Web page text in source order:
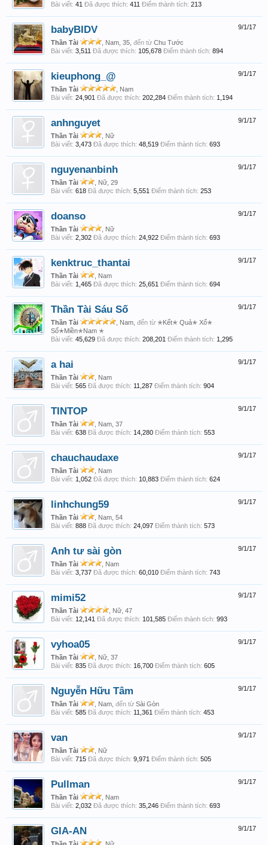
Bài viết: 41 Đã được thích: 411 Điểm thành tích: 213
9/1/17
babyBIDV
Thần Tài , Nam, 35, đến từ Chu Tước
Bài viết: 3,511 Đã được thích: 105,678 Điểm thành tích: 894
9/1/17
kieuphong_@
Thần Tài
, Nam
Bài viết: 24,901 Đã được thích: 202,284 Điểm thành tích: 1,194
9/1/17
anhnguyet
Thần Tài
, Nữ
Bài viết: 3,473 Đã được thích: 48,519 Điểm thành tích: 693
9/1/17
nguyenanbinh
Thần Tài
, Nữ, 29
Bài viết: 618 Đã được thích: 5,551 Điểm thành tích: 253
9/1/17
doanso
Thần Tài
, Nữ
Bài viết: 2,302 Đã được thích: 24,922 Điểm thành tích: 693
9/1/17
kenktruc_thantai
Thần Tài
, Nam
Bài viết: 1,465 Đã được thích: 25,651 Điểm thành tích: 694
9/1/17
Thần Tài Sáu Số
Thần Tài , Nam, đến từ ✭Kết✭ Quả✭ Xổ✭
Số✭Miền✭Nam ✭
Bài viết: 45,629 Đã được thích: 208,201 Điểm thành tích: 1,295
9/1/17
a hai
Thần Tài
, Nam
Bài viết: 565 Đã được thích: 11,287 Điểm thành tích: 904
9/1/17
TINTOP
Thần Tài
, Nam, 37
Bài viết: 638 Đã được thích: 14,280 Điểm thành tích: 553
9/1/17
chauchaudaxe
Thần Tài
, Nam
Bài viết: 1,052 Đã được thích: 10,883 Điểm thành tích: 624
9/1/17
linhchung59
Thần Tài
, Nam, 54
Bài viết: 888 Đã được thích: 24,097 Điểm thành tích: 573
9/1/17
Anh tư sài gòn
Thần Tài
, Nam
Bài viết: 3,737 Đã được thích: 60,010 Điểm thành tích: 743
9/1/17
mimi52
Thần Tài
, Nữ, 47
Bài viết: 12,141 Đã được thích: 101,585 Điểm thành tích: 993
9/1/17
vyhoa05
Thần Tài
, Nữ, 37
Bài viết: 835 Đã được thích: 16,700 Điểm thành tích: 605
9/1/17
Nguyễn Hữu Tâm
Thần Tài , Nam, đến từ Sài Gòn
Bài viết: 585 Đã được thích: 11,361 Điểm thành tích: 453
9/1/17
van
Thần Tài
, Nữ
Bài viết: 715 Đã được thích: 9,971 Điểm thành tích: 505
9/1/17
Pullman
Thần Tài
, Nam
Bài viết: 2,032 Đã được thích: 35,246 Điểm thành tích: 693
9/1/17
GIA-AN